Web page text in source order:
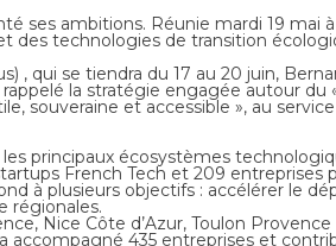
ses ambitions. Réunie mardi 19 mai
des technologies de transition
, qui se tiendra du 17 au 20 juin,
la stratégie engagée autour du
souveraine et accessible », au
principaux écosystèmes
French Tech et 209 entreprises
à plusieurs objectifs : accélérer le
régionales.
Nice Côte d’Azur, Toulon
accompagné 435 entreprises et